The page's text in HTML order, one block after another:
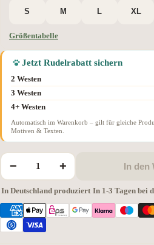
S M L XL
Größentabelle
Jetzt Rudelrabatt sichern
2 Westen
3 Westen
4+ Westen
Automatisch im Warenkorb – gilt für gleiche
Motiven & Texten.
− + In den
In Deutschland produziert In 1-3 Tagen bei